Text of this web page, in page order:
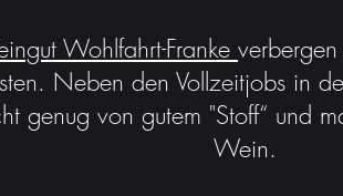
Wohlfahrt-Franke
Neben den Vollzeitjobs in
genug von gutem "Stoff“ und
Wein.